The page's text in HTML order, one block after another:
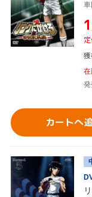
カートへ